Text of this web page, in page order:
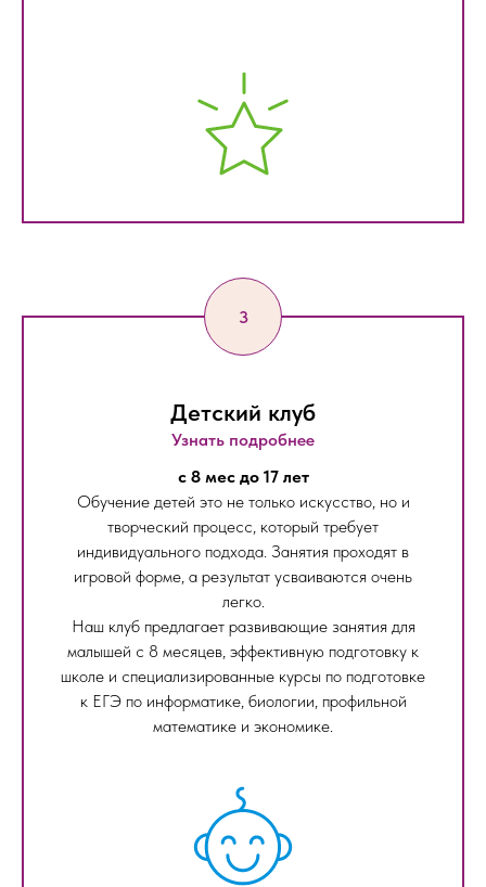
Детский клуб
Узнать подробнее
с 8 мес до 17 лет
Обучение детей это не только искусство, но и
творческий процесс, который требует
индивидуального подхода. Занятия проходят в
игровой форме, а результат усваиваются очень
легко.
Наш клуб предлагает развивающие занятия для
малышей с 8 месяцев, эффективную подготовку к
школе и специализированные курсы по подготовке
к ЕГЭ по информатике, биологии, профильной
математике и экономике.